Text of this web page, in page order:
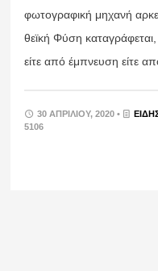
φωτογραφική μηχανή
θεϊκή Φύση
είτε από έμπνευση είτε
30 ΑΠΡΙΛΊΟΥ, 2020 •
5106